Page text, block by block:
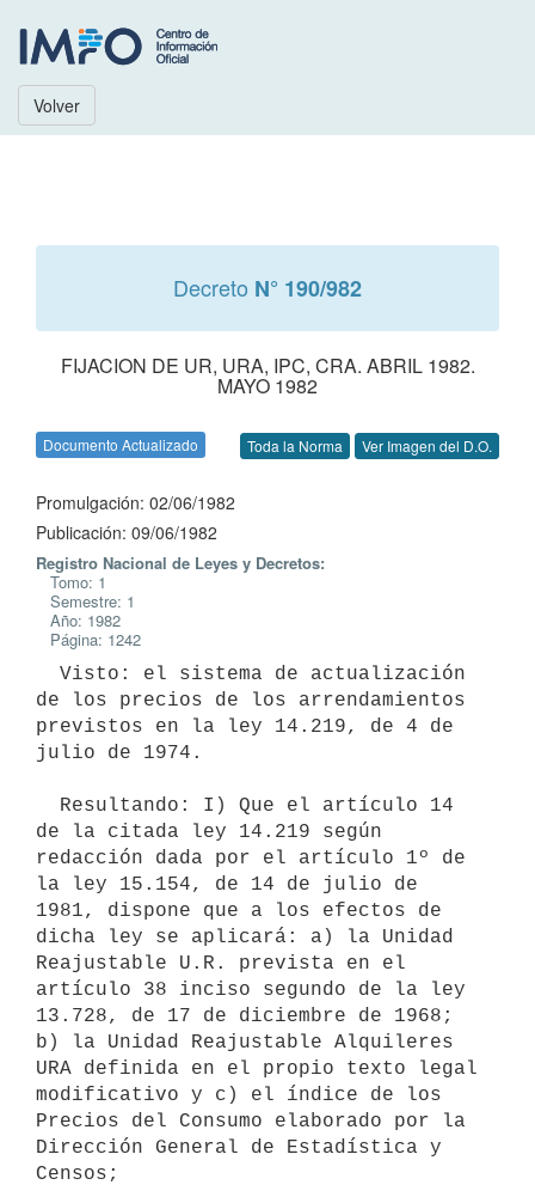
Volver
Decreto N° 190/982
FIJACION DE UR, URA, IPC, CRA. ABRIL 1982.
MAYO 1982
Documento Actualizado Toda la Norma Ver Imagen del D.O.
Promulgación: 02/06/1982
Publicación: 09/06/1982
Registro Nacional de Leyes y Decretos:
Tomo: 1
Semestre: 1
Año: 1982
Página: 1242
de los precios de los arrendamientos
previstos en la ley 14.219, de 4 de
julio de 1974.
de la citada ley 14.219 según
redacción dada por el artículo 1º de
la ley 15.154, de 14 de julio de
1981, dispone que a los efectos de
dicha ley se aplicará: a) la Unidad
Reajustable U.R. prevista en el
artículo 38 inciso segundo de la ley
13.728, de 17 de diciembre de 1968;
b) la Unidad Reajustable Alquileres
URA definida en el propio texto legal
modificativo y c) el índice de los
Precios del Consumo elaborado por la
Dirección General de Estadística y
Censos;